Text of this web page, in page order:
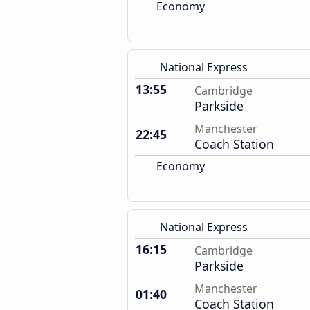
Economy
National Express
13:55 Cambridge
Parkside
22:45
Manchester
Coach Station
Economy
National Express
16:15 Cambridge
Parkside
01:40
Manchester
Coach Station